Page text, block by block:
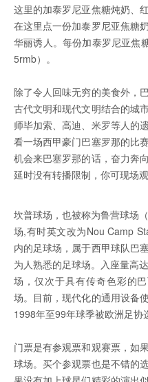
这里的加泰罗尼亚焦糖炖奶、
在这里点一份加泰罗尼亚焦糖
华丽诱人。每份加泰罗尼亚焦
5rmb）。
除了令人回味无穷的美食外，
古代文明和现代文明结合的城
师毕加索、高迪、米罗等人的
看一场西甲豪门巴塞罗那的比
机会来巴塞罗那的话，奋力奔
延时没有转播限制，你可现场
坎普球场，也被称为鲁营球场
场,有时英文改为Nou Camp
内的足球场，属于西甲球队巴
为人熟悉的足球场。入座量高
场，仅次于具有传奇色彩的
场。目前，现代化的通用设备
1998年至99年球季被欧洲足协
门票是有参观票和观赛票，如
球场。买个参观票也是不错的